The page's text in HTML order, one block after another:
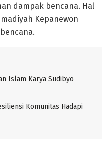
dampak bencana. Hal
Kepanewon
Islam Karya Sudibyo
Komunitas Hadapi